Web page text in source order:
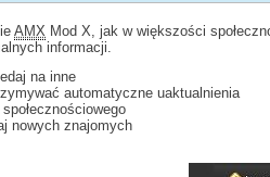
AMX Mod X, jak w większości
informacji.
na inne
automatyczne uaktualnienia
nowych znajomych